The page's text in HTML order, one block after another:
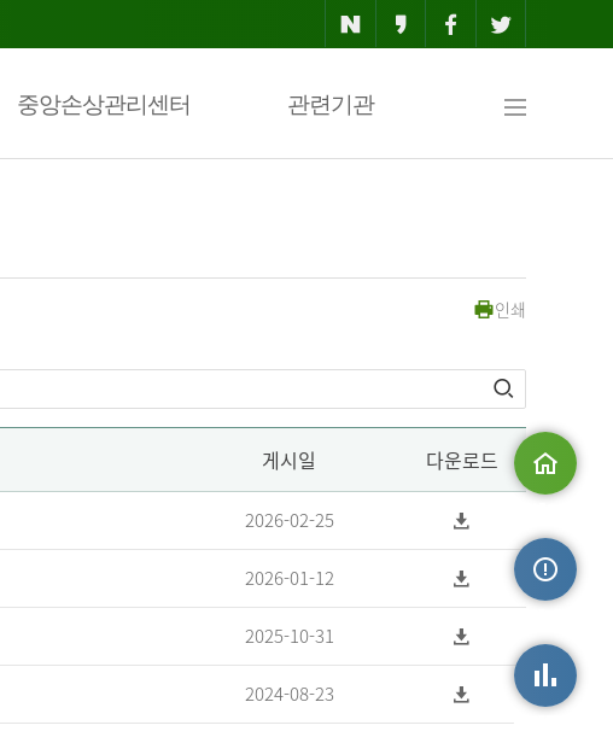
중앙손상관리센터 관련기관
맵
인쇄
게시일 다운로드
2026-02-25
2026-01-12
2025-10-31
2024-08-23